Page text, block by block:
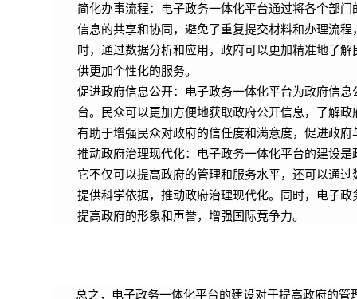
简化办事流程：电子政务一体化平台通过将各个部
信息的共享和协同，避免了重复提交材料和办理流
时，通过数据分析和应用，政府可以更加精准地了
供更加个性化的服务。
促进政府信息公开：电子政务一体化平台为政府信
台。民众可以更加方便地获取政府公开信息，了解
有助于增强民众对政府的信任度和满意度，促进政
推动政府治理现代化：电子政务一体化平台的建设
它不仅可以提高政府的管理和服务水平，还可以通
提供科学依据，推动政府治理现代化。同时，电子
提高政府的形象和声誉，增强国际竞争力。
总之，电子政务一体化平台的建设对于提高政府的